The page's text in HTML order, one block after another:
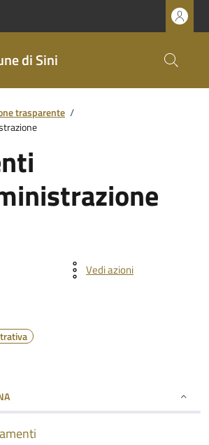
di Sini
trasparente /
Vedi azioni